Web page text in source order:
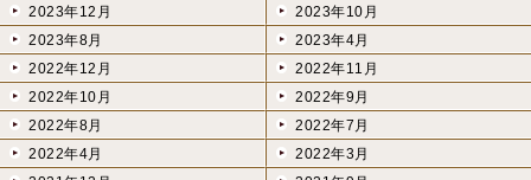
2023年12月
2023年10月
2023年8月
2023年4月
2022年12月
2022年11月
2022年10月
2022年9月
2022年8月
2022年7月
2022年4月
2022年3月